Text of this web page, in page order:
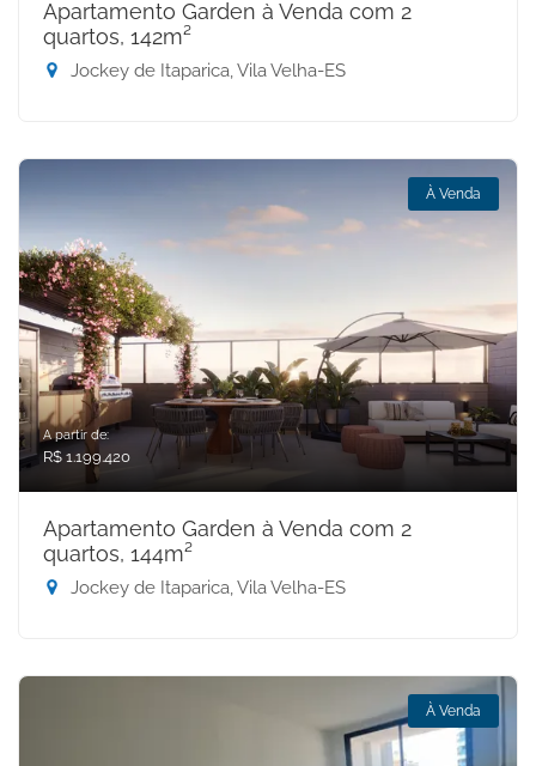
Apartamento Garden à Venda com 2
quartos, 142m²
Jockey de Itaparica, Vila Velha-ES
À Venda
A partir de:
R$ 1.199.420
Apartamento Garden à Venda com 2
quartos, 144m²
Jockey de Itaparica, Vila Velha-ES
À Venda